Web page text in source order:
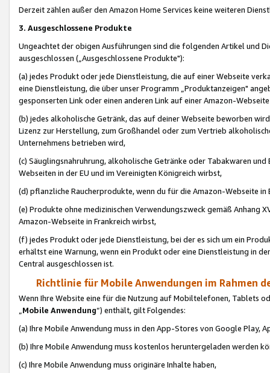
Derzeit zählen außer den Amazon Home Services keine weiteren
3. Ausgeschlossene Produkte
Ungeachtet der obigen Ausführungen sind die folgenden Artikel und
ausgeschlossen („Ausgeschlossene Produkte"):
(a) jedes Produkt oder jede Dienstleistung, die auf einer Webseite
eine Dienstleistung, die über unser Programm „Produktanzeigen"
gesponserten Link oder einen anderen Link auf einer Amazon-
(b) jedes alkoholische Getränk, das auf deiner Webseite beworben
Lizenz zur Herstellung, zum Großhandel oder zum Vertrieb
Unternehmens betrieben wird,
(c) Säuglingsnahruhrung, alkoholische Getränke oder Tabakwaren
Webseiten in der EU und im Vereinigten Königreich wirbst,
(d) pflanzliche Raucherprodukte, wenn du für die Amazon-Webseite in
(e) Produkte ohne medizinischen Verwendungszweck gemäß Anhang
Amazon-Webseite in Frankreich wirbst,
(f) jedes Produkt oder jede Dienstleistung, bei der es sich um ein
erhältst eine Warnung, wenn ein Produkt oder eine Dienstleistung in
Central ausgeschlossen ist.
Richtlinie für Mobile Anwendungen im Rahmen
Wenn Ihre Website eine für die Nutzung auf Mobiltelefonen, Tablets
„Mobile Anwendung“) enthält, gilt Folgendes:
(a) Ihre Mobile Anwendung muss in den App-Stores von Google Play,
(b) Ihre Mobile Anwendung muss kostenlos heruntergeladen werden
(c) Ihre Mobile Anwendung muss originäre Inhalte haben,